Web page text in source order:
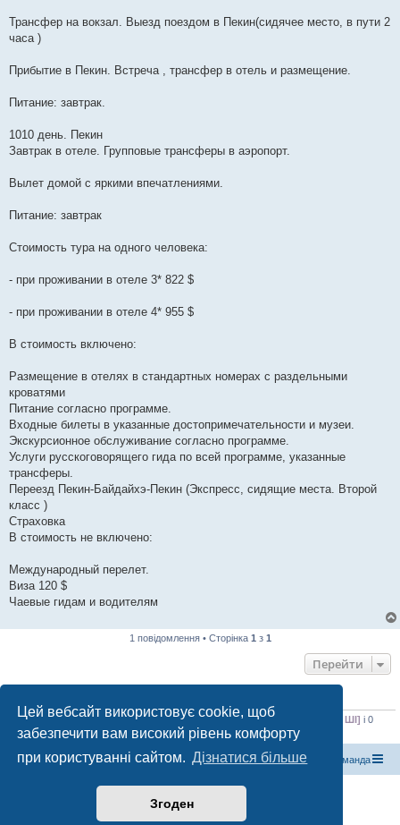
Цей вебсайт використовує cookie, щоб
забезпечити вам високий рівень комфорту
при користуванні сайтом. Дізнатися більше
Згоден
Трансфер на вокзал. Выезд поездом в Пекин(сидячее место, в пути 2
часа )
Прибытие в Пекин. Встреча , трансфер в отель и размещение.
Питание: завтрак.
1010 день. Пекин
Завтрак в отеле. Групповые трансферы в аэропорт.
Вылет домой с яркими впечатлениями.
Питание: завтрак
Стоимость тура на одного человека:
- при проживании в отеле 3* 822 $
- при проживании в отеле 4* 955 $
В стоимость включено:
Размещение в отелях в стандартных номерах с раздельными
кроватями
Питание согласно программе.
Входные билеты в указанные достопримечательности и музеи.
Экскурсионное обслуживание согласно программе.
Услуги русскоговорящего гида по всей программе, указанные
трансферы.
Переезд Пекин-Байдайхэ-Пекин (Экспресс, сидящие места. Второй
класс )
Страховка
В стоимость не включено:
Международный перелет.
Виза 120 $
Чаевые гидам и водителям
1 повідомлення • Сторінка 1 з 1
Перейти
Зараз переглядають цей форум:Bing [пошуковий бот],ClaudeBot [бот ШІ] і 0
гостей
Магазин спорядження Туристичний форум «Рюкзак» Команда
Працює на phpBB® Forum Software © phpBB Limited
Конфіденційність